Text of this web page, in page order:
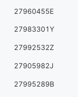
27960455E
27983301Y
27992532Z
27905982J
27995289B